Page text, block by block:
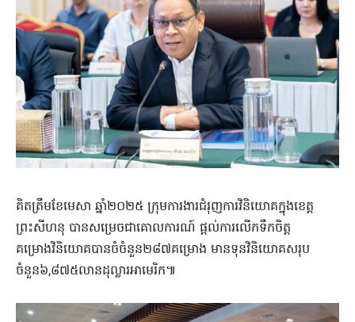
គិតត្រឹមខែមេសា ឆ្នាំ២០២៥ ក្រុមការងារជំរុញការវិនិយោគក្នុងខេត្ត
ព្រះសីហនុ បានសម្រេចជាគោលការណ៍ ផ្តល់ការលើកទឹកចិត្ត
គម្រោងវិនិយោគបានចំចំនួន២៨៧គម្រោង មានទុនវិនិយោគសរុប
ចំនួន៦,៨៧៥លានដុល្លារអាមេរិក៕